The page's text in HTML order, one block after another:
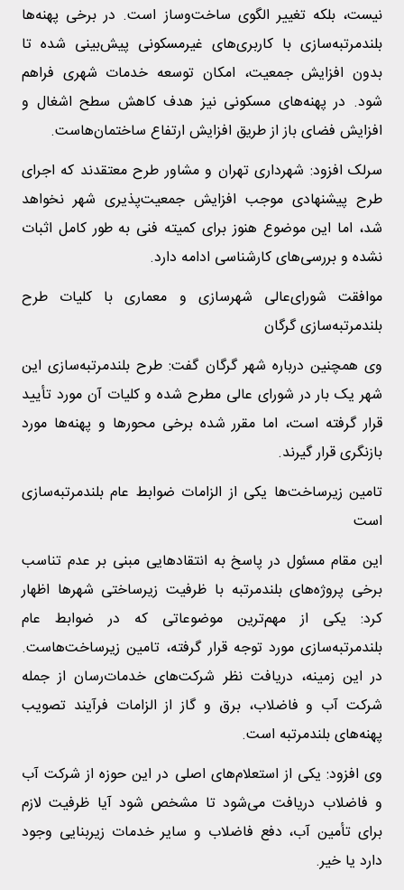
نیست، بلکه تغییر الگوی ساخت‌وساز است. در برخی پهنه‌ها
بلندمرتبه‌سازی با کاربری‌های غیرمسکونی پیش‌بینی شده تا
بدون افزایش جمعیت، امکان توسعه خدمات شهری فراهم
شود. در پهنه‌های مسکونی نیز هدف کاهش سطح اشغال و
افزایش فضای باز از طریق افزایش ارتفاع ساختمان‌هاست.
سرلک افزود: شهرداری تهران و مشاور طرح معتقدند که اجرای
طرح پیشنهادی موجب افزایش جمعیت‌پذیری شهر نخواهد
شد، اما این موضوع هنوز برای کمیته فنی به طور کامل اثبات
نشده و بررسی‌های کارشناسی ادامه دارد.
موافقت شورای‌عالی شهرسازی و معماری با کلیات طرح
بلندمرتبه‌سازی گرگان
وی همچنین درباره شهر گرگان گفت: طرح بلندمرتبه‌سازی این
شهر یک بار در شورای عالی مطرح شده و کلیات آن مورد تأیید
قرار گرفته است، اما مقرر شده برخی محورها و پهنه‌ها مورد
بازنگری قرار گیرند.
تامین زیرساخت‌ها یکی از الزامات ضوابط عام بلندمرتبه‌سازی
است
این مقام مسئول در پاسخ به انتقادهایی مبنی بر عدم تناسب
برخی پروژه‌های بلندمرتبه با ظرفیت زیرساختی شهرها اظهار
کرد: یکی از مهم‌ترین موضوعاتی که در ضوابط عام
بلندمرتبه‌سازی مورد توجه قرار گرفته، تامین زیرساخت‌هاست.
در این زمینه، دریافت نظر شرکت‌های خدمات‌رسان از جمله
شرکت آب و فاضلاب، برق و گاز از الزامات فرآیند تصویب
پهنه‌های بلندمرتبه است.
وی افزود: یکی از استعلام‌های اصلی در این حوزه از شرکت آب
و فاضلاب دریافت می‌شود تا مشخص شود آیا ظرفیت لازم
برای تأمین آب، دفع فاضلاب و سایر خدمات زیربنایی وجود
دارد یا خیر.